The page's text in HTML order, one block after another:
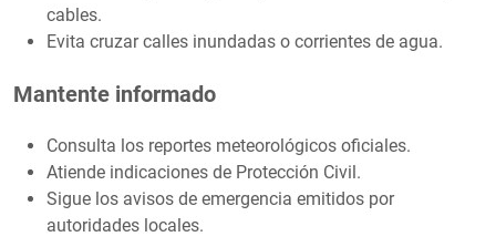
cables.
Evita cruzar calles inundadas o corrientes de agua.
Mantente informado
Consulta los reportes meteorológicos oficiales.
Atiende indicaciones de Protección Civil.
Sigue los avisos de emergencia emitidos por
autoridades locales.